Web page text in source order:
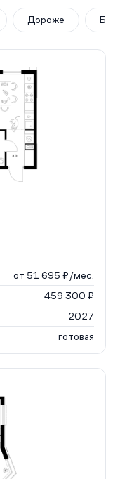
Дороже
от 51 695 ₽/мес.
459 300 ₽
2027
готовая